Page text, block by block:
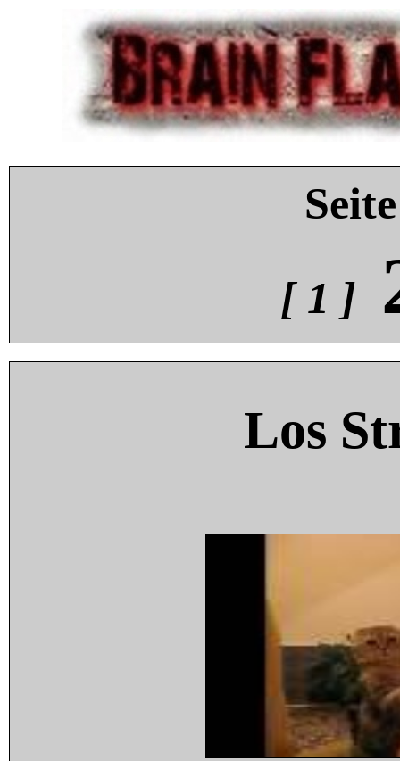
[ 1 ]
Los